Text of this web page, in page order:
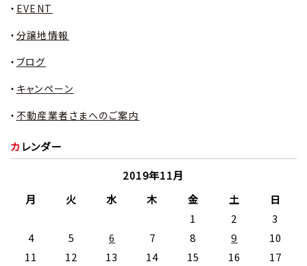
EVENT
分譲地情報
ブログ
キャンペーン
不動産業者さまへのご案内
カレンダー
2019年11月
月
火 水 木 金 土
日
1
2
3
4
5 6 7 8 9
10
11
12 13 14 15 16
17